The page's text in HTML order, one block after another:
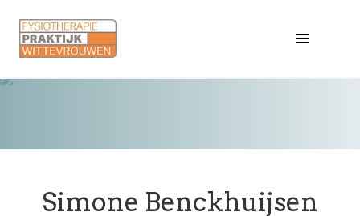
Simone Benckhuijsen